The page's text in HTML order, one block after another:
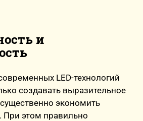
и
LED-технологий
создавать выразительное
экономить
При этом правильно